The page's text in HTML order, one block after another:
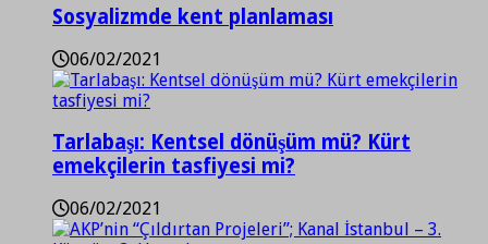
Sosyalizmde kent planlaması
06/02/2021
Tarlabaşı: Kentsel dönüşüm mü? Kürt
emekçilerin tasfiyesi mi?
06/02/2021